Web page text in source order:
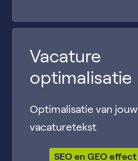
Vacature
optimalisatie
Optimalisatie van jouw
vacaturetekst
SEO en GEO effect